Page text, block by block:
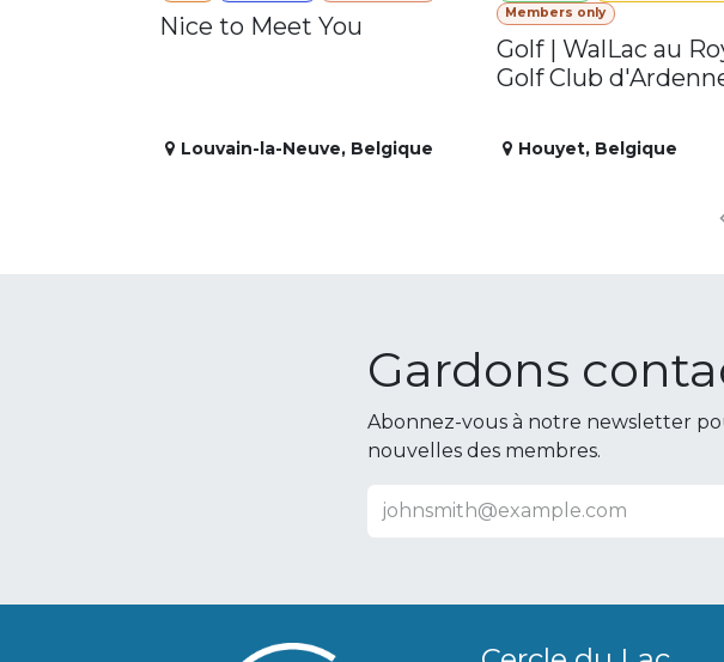
Nice to Meet You
Louvain-la-Neuve, Belgique
Members only
Golf | WalLac au
Golf Club
Houyet, Belgique
Gardons
Abonnez-vous à notre newsletter
nouvelles des membres.